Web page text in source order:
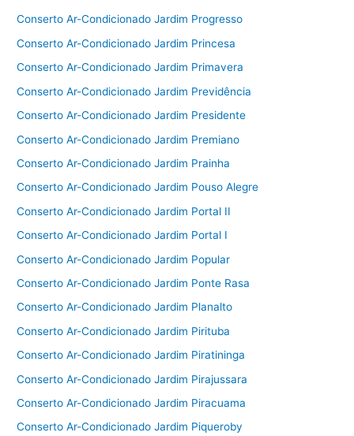
Conserto Ar-Condicionado Jardim Progresso
Conserto Ar-Condicionado Jardim Princesa
Conserto Ar-Condicionado Jardim Primavera
Conserto Ar-Condicionado Jardim Previdência
Conserto Ar-Condicionado Jardim Presidente
Conserto Ar-Condicionado Jardim Premiano
Conserto Ar-Condicionado Jardim Prainha
Conserto Ar-Condicionado Jardim Pouso Alegre
Conserto Ar-Condicionado Jardim Portal II
Conserto Ar-Condicionado Jardim Portal I
Conserto Ar-Condicionado Jardim Popular
Conserto Ar-Condicionado Jardim Ponte Rasa
Conserto Ar-Condicionado Jardim Planalto
Conserto Ar-Condicionado Jardim Pirituba
Conserto Ar-Condicionado Jardim Piratininga
Conserto Ar-Condicionado Jardim Pirajussara
Conserto Ar-Condicionado Jardim Piracuama
Conserto Ar-Condicionado Jardim Piqueroby